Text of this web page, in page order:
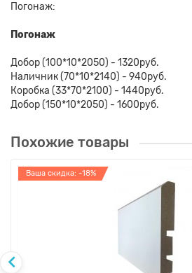
Погонаж:
Погонаж
Добор (100*10*2050) - 1320руб.
Наличник (70*10*2140) - 940руб.
Коробка (33*70*2100) - 1440руб.
Добор (150*10*2050) - 1600руб.
Похожие товары
Ваша скидка: -18%